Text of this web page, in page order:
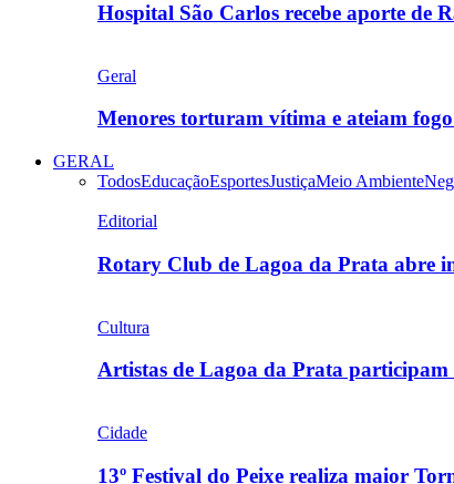
Hospital São Carlos recebe aporte de
Geral
Menores torturam vítima e ateiam
GERAL
TodosEducaçãoEsportesJustiçaMeio Ambiente
Editorial
Rotary Club de Lagoa da Prata abre
Cultura
Artistas de Lagoa da Prata
Cidade
13º Festival do Peixe realiza maior